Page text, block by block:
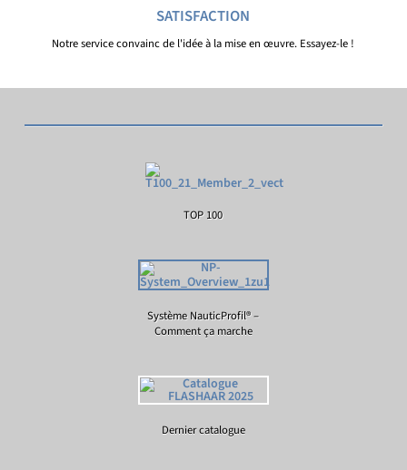
SATISFACTION
Notre service convainc de l'idée à la mise en œuvre. Essayez-le !
TOP 100
Système NauticProfil® –
Comment ça marche
Dernier catalogue